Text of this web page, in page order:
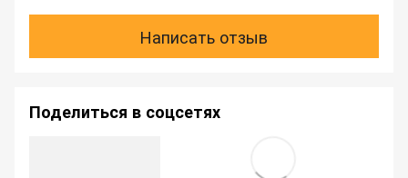
Написать отзыв
Поделиться в соцсетях